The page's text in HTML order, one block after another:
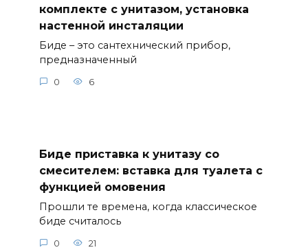
комплекте с унитазом, установка
настенной инсталяции
Биде – это сантехнический прибор,
предназначенный
0 6
Биде приставка к унитазу со
смесителем: вставка для туалета с
функцией омовения
Прошли те времена, когда классическое
биде считалось
0 21